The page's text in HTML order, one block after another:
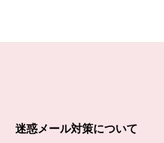
迷惑メール対策について